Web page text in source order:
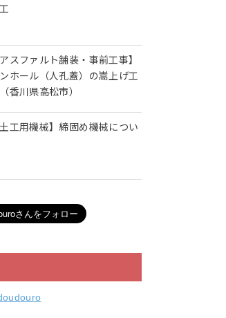
アスファルト舗装・事前工事】
ホール（人孔蓋）の嵩上げ工
香川県高松市）
土工用機械】締固め機械につい